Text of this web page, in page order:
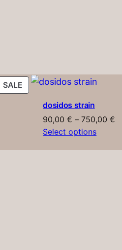
SALE PRODUCT
ON
dosidos strain
90,00€ – 750,00€
Select options